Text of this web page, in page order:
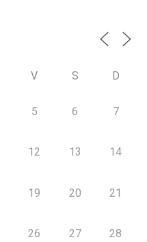
V S D
5 6 7
12 13 14
19 20 21
26 27 28